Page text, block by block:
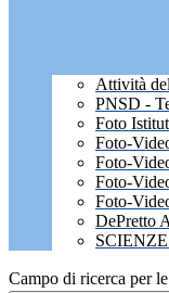
Attività
PNSD -
Foto
Foto-
Foto-
Foto-
Foto-
DePretto
Campo di ricerca per